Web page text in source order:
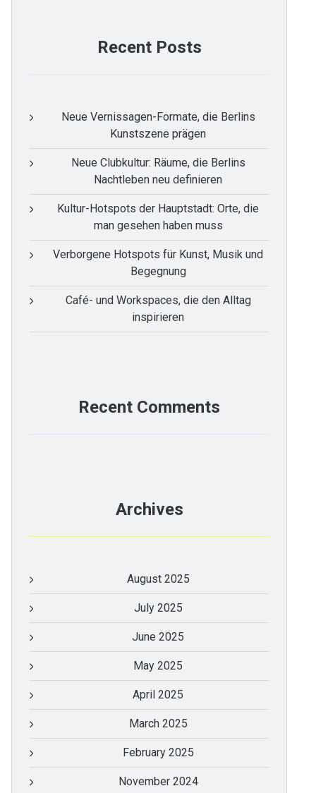
Recent Posts
Neue Vernissagen-Formate, die Berlins
Kunstszene prägen
Neue Clubkultur: Räume, die Berlins
Nachtleben neu definieren
Kultur-Hotspots der Hauptstadt: Orte, die
man gesehen haben muss
Verborgene Hotspots für Kunst, Musik und
Begegnung
Café- und Workspaces, die den Alltag
inspirieren
Recent Comments
Archives
August 2025
July 2025
June 2025
May 2025
April 2025
March 2025
February 2025
November 2024